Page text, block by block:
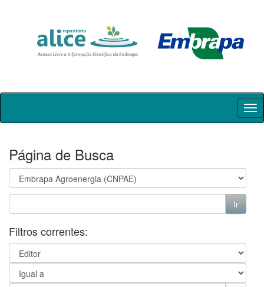
Skip
Página de Busca
Filtros correntes: